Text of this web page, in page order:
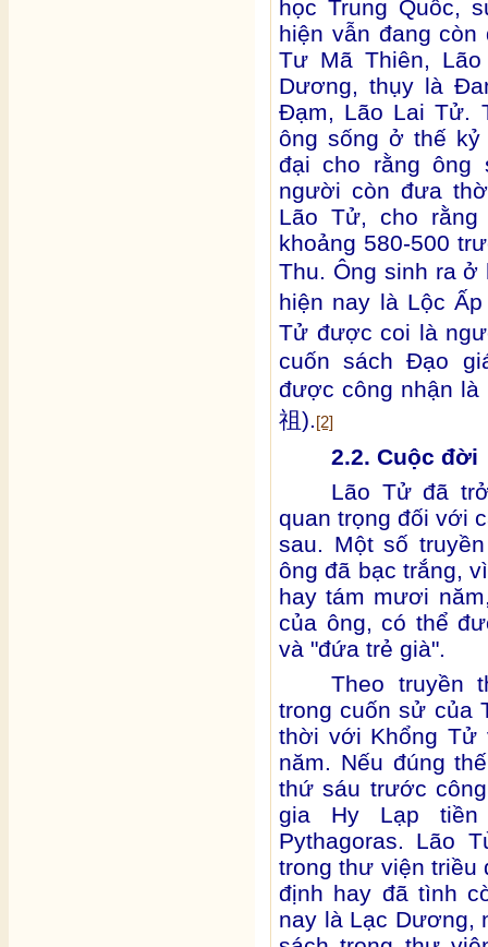
học Trung Quốc,
hiện vẫn đang
Tư Mã Thiên,
Dương, thụy là
Đạm, Lão Lai Tử.
ông sống ở thế kỷ
đại cho rằng
người còn đưa
Lão Tử, cho
khoảng 580-500
Thu. Ông sinh ra ở
hiện nay là Lộc
Tử được coi là
cuốn sách Đạo
được công nhận
祖 ).[2]
2.2. Cuộc đời
Lão Tử đã
quan trọng đối với
sau. Một số
ông đã bạc trắng,
hay tám mươi
của ông, có thể
và "đứa trẻ già".
Theo truyền
trong cuốn sử của
thời với Khổng Tử
năm. Nếu đúng
thứ sáu trước
gia Hy Lạp tiền
Pythagoras. Lão
trong thư viện triều
định hay đã tình
nay là Lạc Dương,